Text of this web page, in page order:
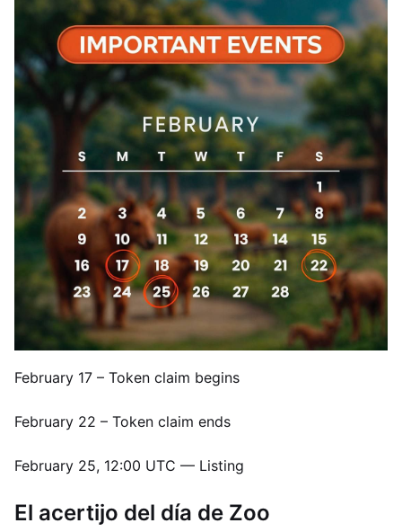
February 17 – Token claim begins
February 22 – Token claim ends
February 25, 12:00 UTC — Listing
El acertijo del día de Zoo